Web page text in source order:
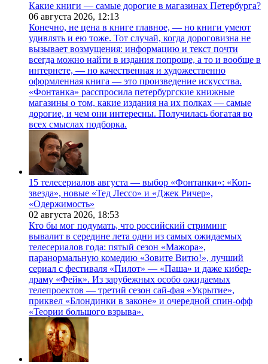
Какие книги — самые дорогие в магазинах Петербурга?
06 августа 2026, 12:13
Конечно, не цена в книге главное, — но книги умеют
удивлять и ею тоже. Тот случай, когда дороговизна не
вызывает возмущения: информацию и текст почти
всегда можно найти в издания попроще, а то и вообще в
интернете, — но качественная и художественно
оформленная книга — это произведение искусства.
«Фонтанка» расспросила петербургские книжные
магазины о том, какие издания на их полках — самые
дорогие, и чем они интересны. Получилась богатая во
всех смыслах подборка.
15 телесериалов августа — выбор «Фонтанки»: «Коп-
звезда», новые «Тед Лессо» и «Джек Ричер»,
«Одержимость»
02 августа 2026, 18:53
Кто бы мог подумать, что российский стриминг
вывалит в середине лета одни из самых ожидаемых
телесериалов года: пятый сезон «Мажора»,
паранормальную комедию «Зовите Витю!», лучший
сериал с фестиваля «Пилот» — «Паша» и даже кибер-
драму «Фейк». Из зарубежных особо ожидаемых
телепроектов — третий сезон сай-фая «Укрытие»,
приквел «Блондинки в законе» и очередной спин-офф
«Теории большого взрыва».